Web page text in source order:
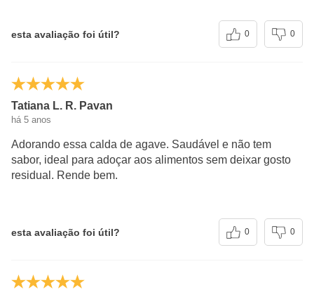
esta avaliação foi útil? 0 0
Tatiana L. R. Pavan
há 5 anos
Adorando essa calda de agave. Saudável e não tem
sabor, ideal para adoçar aos alimentos sem deixar gosto
residual. Rende bem.
esta avaliação foi útil? 0 0